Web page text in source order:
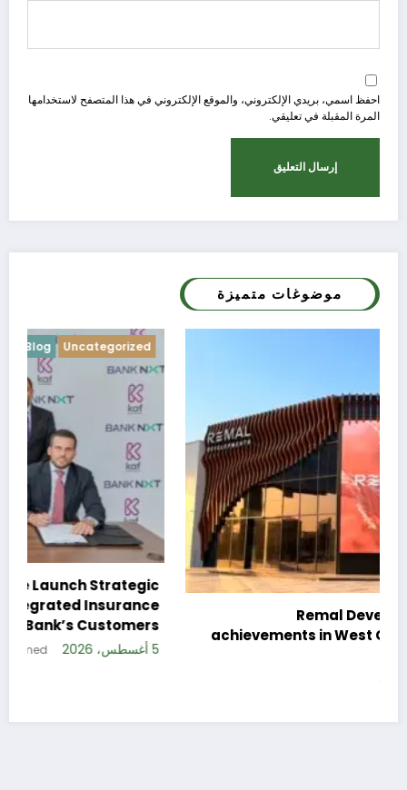
احفظ اسمي، بريدي الإلكتروني، والموقع الإلكتروني في هذا المتصفح لاستخدامها
المرة المقبلة في تعليقي.
موضوغات متميزة
Remal Developments reveals its
achievements in West Cairo and announces